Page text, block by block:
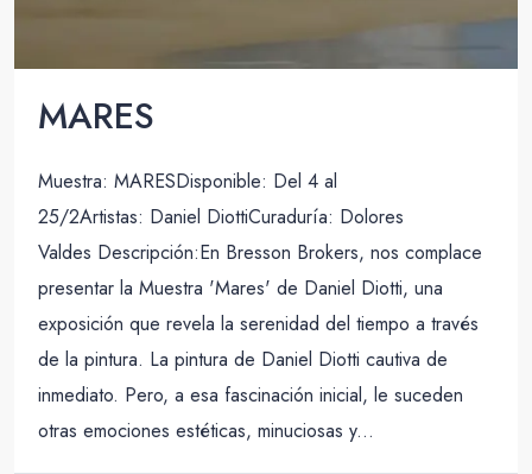
MARES
Muestra: MARESDisponible: Del 4 al
25/2Artistas: Daniel DiottiCuraduría: Dolores
Valdes Descripción:En Bresson Brokers, nos complace
presentar la Muestra 'Mares' de Daniel Diotti, una
exposición que revela la serenidad del tiempo a través
de la pintura. La pintura de Daniel Diotti cautiva de
inmediato. Pero, a esa fascinación inicial, le suceden
otras emociones estéticas, minuciosas y...